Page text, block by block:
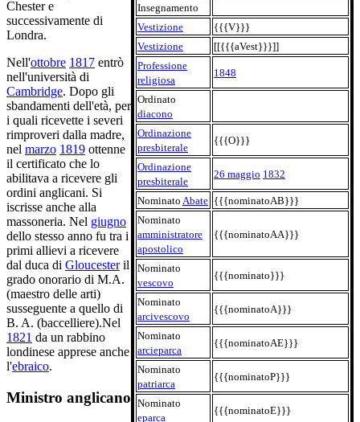
Insegnamento
Vestizione
{{{V}}}
Vestizione
[[{{{aVest}}}]]
Professione
religiosa
1848
Ordinato
diacono
Ordinazione
presbiterale
{{{O}}}
Ordinazione
presbiterale
26 maggio 1832
Nominato Abate {{{nominatoAB}}}
Nominato
amministratore
apostolico
{{{nominatoAA}}}
Nominato
vescovo
{{{nominato}}}
Nominato
arcivescovo
{{{nominatoA}}}
Nominato
arcieparca
{{{nominatoAE}}}
Nominato
patriarca
{{{nominatoP}}}
Nominato
eparca
{{{nominatoE}}}
Chester e
successivamente di
Londra.
Nell'ottobre 1817 entrò
nell'università di
Cambridge. Dopo gli
sbandamenti dell'età, per
i quali ricevette i severi
rimproveri dalla madre,
nel marzo 1819 ottenne
il certificato che lo
abilitava a ricevere gli
ordini anglicani. Si
iscrisse anche alla
massoneria. Nel giugno
dello stesso anno fu tra i
primi allievi a ricevere
dal duca di Gloucesteril
grado onorario di M.A.
(maestro delle arti)
susseguente a quello di
B. A. (baccelliere).Nel
1821 da un rabbino
londinese apprese anche
l'ebraico.
Ministro anglicano